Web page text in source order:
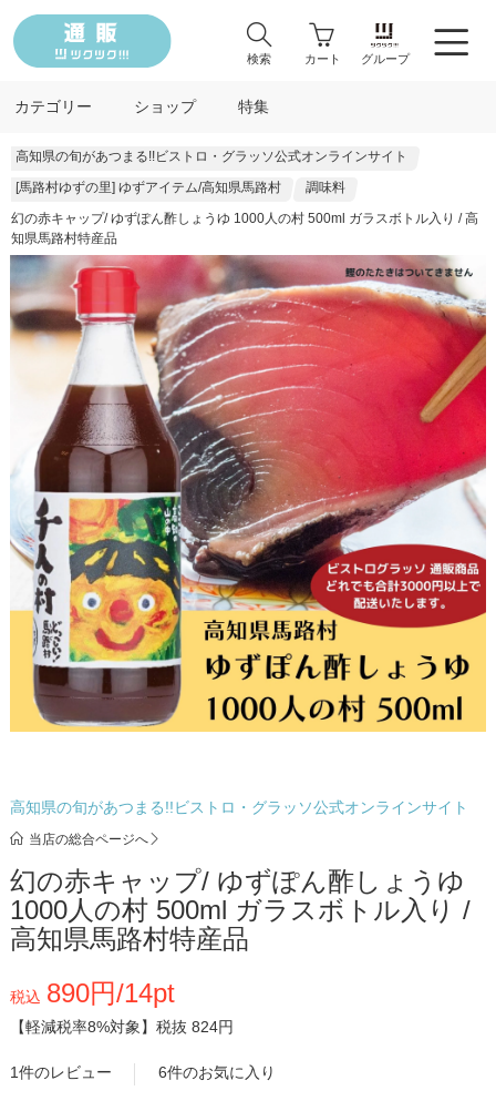
検索 カート グループ
カテゴリー ショップ 特集
高知県の旬があつまる!!ビストロ・グラッソ公式オンラインサイト
[馬路村ゆずの里] ゆずアイテム/高知県馬路村
調味料
幻の赤キャップ/ ゆずぽん酢しょうゆ 1000人の村 500ml ガラスボトル入り / 高
知県馬路村特産品
高知県の旬があつまる!!ビストロ・グラッソ公式オンラインサイト
当店の総合ページへ
幻の赤キャップ/ ゆずぽん酢しょうゆ
1000人の村 500ml ガラスボトル入り /
高知県馬路村特産品
税込 890円/14pt
【軽減税率8%対象】 税抜 824円
1件のレビュー 6件のお気に入り